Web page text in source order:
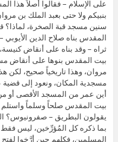
على الإسلام – فقالوا أصلاً هذا
بنبيكم ولا حتى بعبد الملك بن
سنين مسجد قبة الصخرة، لماذا؟
المقدس بناه صلاح الدين الأيوبي
ثراه – وقد بناه على أنقاض
بيت المقدس بنوها على أنقاض
مروان، وهذا تاريخياً صحيح، لكن
مسجدية المكان، ونعود إلى
أين عمر من المسجد الأقصى أو
بيت المقدس صلحاً وسلماً
يقولون البطريق – صفرونيوس؟
بما ذكره كل المُؤرِّخين، ليس
المسلمين، فكلهم حين أرَّخوا